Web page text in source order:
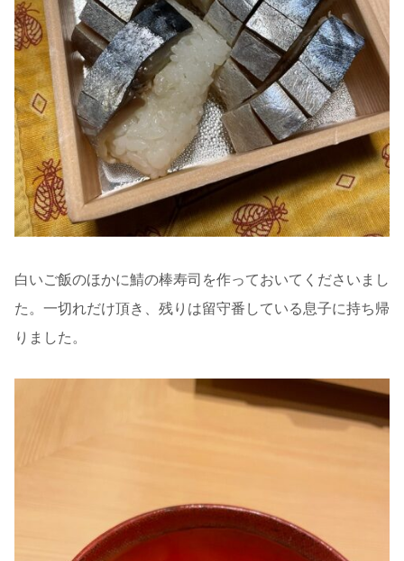
白いご飯のほかに鯖の棒寿司を作っておいてくださいまし
た。一切れだけ頂き、残りは留守番している息子に持ち帰
りました。